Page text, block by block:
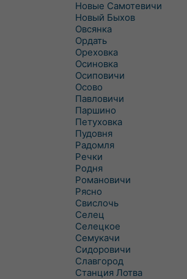
Новые Самотевичи
Новый Быхов
Овсянка
Ордать
Ореховка
Осиновка
Осиповичи
Осово
Павловичи
Паршино
Петуховка
Пудовня
Радомля
Речки
Родня
Романовичи
Рясно
Свислочь
Селец
Селецкое
Семукачи
Сидоровичи
Славгород
Станция Лотва